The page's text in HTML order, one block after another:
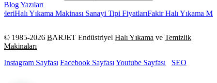
Blog Yazıları
Yıkama Makinası Sanayi Tipi FiyatlarıFakir Halı Yıkama Makinesi
© 1985-2026 BARJET Endüstriyel Halı Yıkama ve Temizlik
Makinaları
Instagram Sayfası Facebook SayfasıYoutube Sayfası SEO